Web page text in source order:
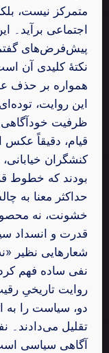
متمرکز نیست،
اجتماعی برآید۔
پیش‌فرض‌های
نکتهٔ کلیدی آن
همواره بر حذف
این روایت،
ظرفیت
قیام، دقیقاً عکس
کنشگران
بودند که خطوط
حداکثر معنا به
خشونت، نه
قدرت و انسداد
شعارهایی نظیر
نفی ساده فهم
روایت تاریخیِ
دو، سیاست را به
تقلیل می‌دادند۔
آگاهی سیاسی